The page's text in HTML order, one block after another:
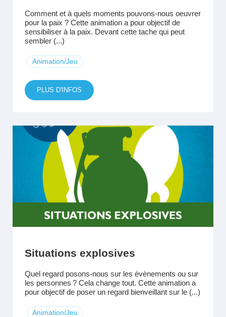
Comment et à quels moments pouvons-nous oeuvrer
pour la paix ? Cette animation a pour objectif de
sensibiliser à la paix. Devant cette tache qui peut
sembler (...)
Animation/Jeu
PLUS D'INFOS
Situations explosives
Quel regard posons-nous sur les évènements ou sur
les personnes ? Cela change tout. Cette animation a
pour objectif de poser un regard bienveillant sur le (...)
Animation/Jeu